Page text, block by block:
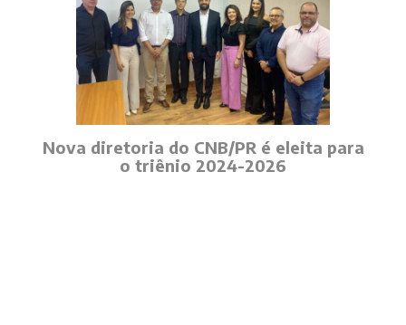
Nova diretoria do CNB/PR é eleita para
o triênio 2024-2026